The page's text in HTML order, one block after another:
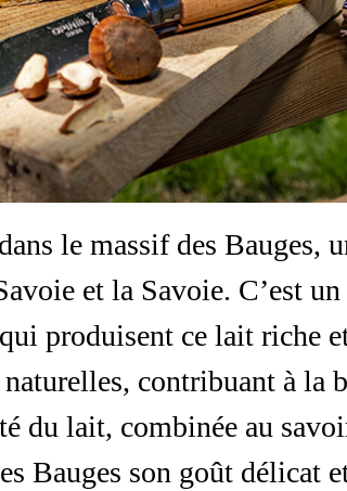
le massif des Bauges,
et la Savoie. C’est
produisent ce lait riche
contribuant à la
du lait, combinée au
Bauges son goût délicat